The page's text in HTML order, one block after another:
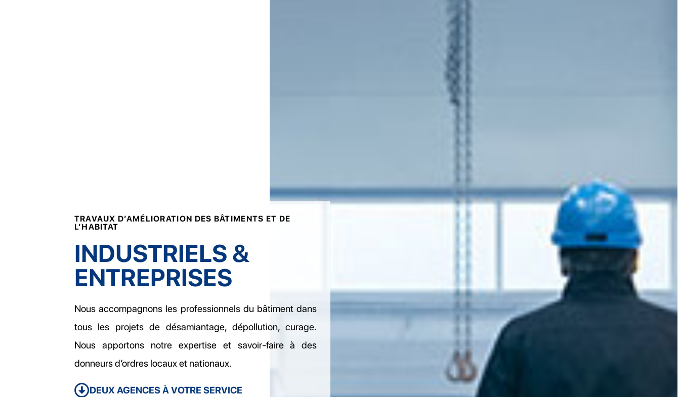
TRAVAUX D’AMÉLIORATION DES BÂTIMENTS ET DE
L’HABITAT
INDUSTRIELS &
ENTREPRISES
Nous accompagnons les professionnels du bâtiment dans
tous les projets de désamiantage, dépollution, curage.
Nous apportons notre expertise et savoir-faire à des
donneurs d’ordres locaux et nationaux.
DEUX AGENCES À VOTRE SERVICE